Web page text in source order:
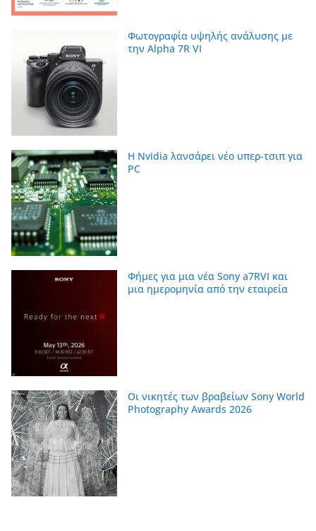
Φωτογραφία υψηλής ανάλυσης με
την Alpha 7R VI
Η Nvidia λανσάρει νέο υπερ-τσιπ για
PC
Φήμες για μια νέα Sony a7RVI και
μια ημερομηνία από την εταιρεία
Οι νικητές των βραβείων Sony World
Photography Awards 2026